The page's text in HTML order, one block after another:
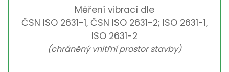
Měření vibrací dle
ČSN ISO 2631-1, ČSN ISO 2631-2; ISO 2631-1,
ISO 2631-2
(chráněný vnitřní prostor stavby)